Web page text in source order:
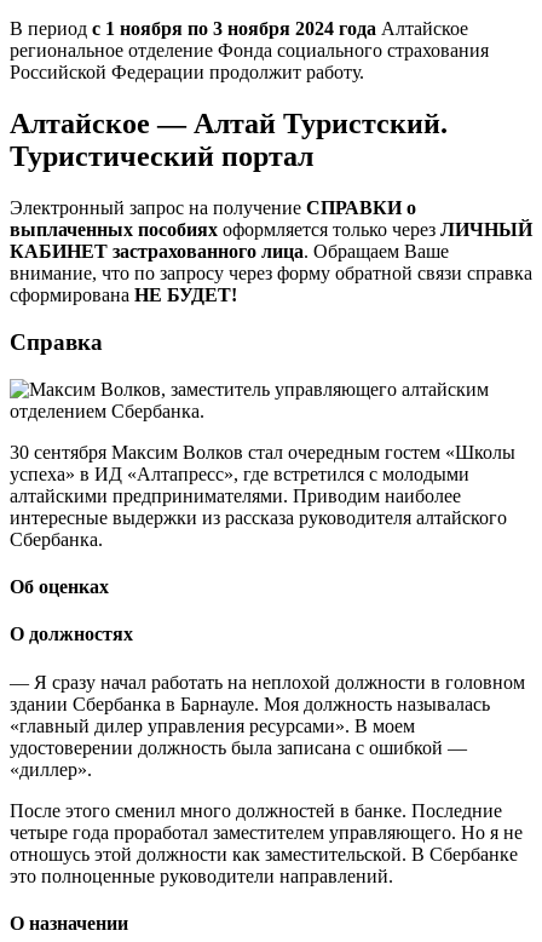
В период с 1 ноября по 3 ноября 2024 года Алтайское
региональное отделение Фонда социального страхования
Российской Федерации продолжит работу.
Алтайское — Алтай Туристский.
Туристический портал
Электронный запрос на получение СПРАВКИ о
выплаченных пособиях оформляется только через ЛИЧНЫЙ
КАБИНЕТ застрахованного лица. Обращаем Ваше
внимание, что по запросу через форму обратной связи справка
сформирована НЕ БУДЕТ!
Справка
30 сентября Максим Волков стал очередным гостем «Школы
успеха» в ИД «Алтапресс», где встретился с молодыми
алтайскими предпринимателями. Приводим наиболее
интересные выдержки из рассказа руководителя алтайского
Сбербанка.
Об оценках
О должностях
— Я сразу начал работать на неплохой должности в головном
здании Сбербанка в Барнауле. Моя должность называлась
«главный дилер управления ресурсами». В моем
удостоверении должность была записана с ошибкой —
«диллер».
После этого сменил много должностей в банке. Последние
четыре года проработал заместителем управляющего. Но я не
отношусь этой должности как заместительской. В Сбербанке
это полноценные руководители направлений.
О назначении